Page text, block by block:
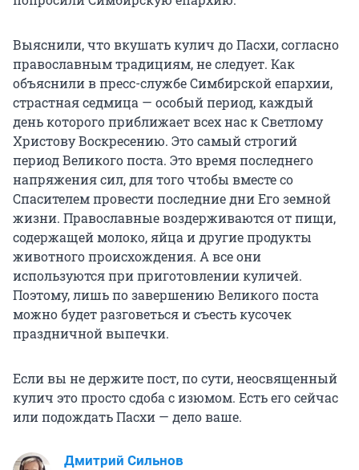
Выяснили, что вкушать кулич до Пасхи, согласно
православным традициям, не следует. Как
объяснили в пресс-службе Симбирской епархии,
страстная седмица — особый период, каждый
день которого приближает всех нас к Светлому
Христову Воскресению. Это самый строгий
период Великого поста. Это время последнего
напряжения сил, для того чтобы вместе со
Спасителем провести последние дни Его земной
жизни. Православные воздерживаются от пищи,
содержащей молоко, яйца и другие продукты
животного происхождения. А все они
используются при приготовлении куличей.
Поэтому, лишь по завершению Великого поста
можно будет разговеться и съесть кусочек
праздничной выпечки.
Если вы не держите пост, по сути, неосвященный
кулич это просто сдоба с изюмом. Есть его сейчас
или подождать Пасхи — дело ваше.
Дмитрий Сильнов